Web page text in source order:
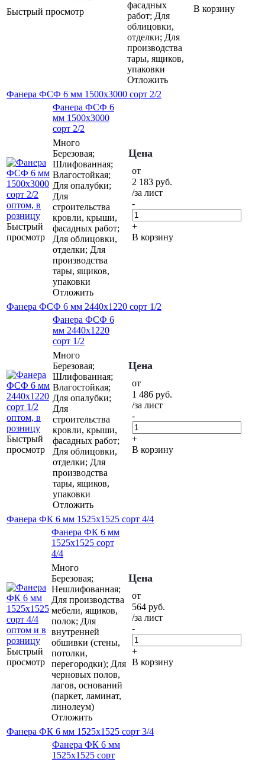
Быстрый просмотр
фасадных
работ; Для
облицовки,
отделки; Для
производства
тары, ящиков,
упаковки
Отложить
В корзину
Фанера ФСФ 6 мм 1500х3000 сорт 2/2
Быстрый
просмотр
Фанера ФСФ 6
мм 1500х3000
сорт 2/2
Много
Березовая;
Шлифованная;
Влагостойкая;
Для опалубки;
Для
строительства
кровли, крыши,
фасадных работ;
Для облицовки,
отделки; Для
производства
тары, ящиков,
упаковки
Отложить
Цена
от
2 183 руб.
/за лист
-
+
В корзину
Фанера ФСФ 6 мм 2440х1220 сорт 1/2
Быстрый
просмотр
Фанера ФСФ 6
мм 2440х1220
сорт 1/2
Много
Березовая;
Шлифованная;
Влагостойкая;
Для опалубки;
Для
строительства
кровли, крыши,
фасадных работ;
Для облицовки,
отделки; Для
производства
тары, ящиков,
упаковки
Отложить
Цена
от
1 486 руб.
/за лист
-
+
В корзину
Фанера ФК 6 мм 1525х1525 сорт 4/4
Быстрый
просмотр
Фанера ФК 6 мм
1525х1525 сорт
4/4
Много
Березовая;
Нешлифованная;
Для производства
мебели, ящиков,
полок; Для
внутренней
обшивки (стены,
потолки,
перегородки); Для
черновых полов,
лагов, оснований
(паркет, ламинат,
линолеум)
Отложить
Цена
от
564 руб.
/за лист
-
+
В корзину
Фанера ФК 6 мм 1525х1525 сорт 3/4
Фанера ФК 6 мм
1525х1525 сорт